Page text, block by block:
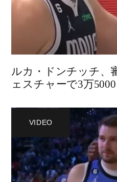
ルカ・ドンチッチ、
ェスチャーで3万
VIDEO